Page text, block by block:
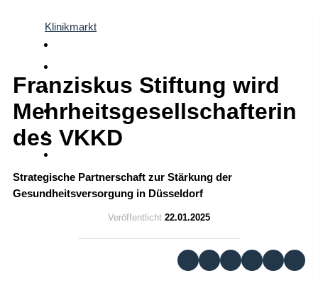
Klinikmarkt
Franziskus Stiftung wird
Mehrheitsgesellschafterin
des VKKD
Strategische Partnerschaft zur Stärkung der
Gesundheitsversorgung in Düsseldorf
Veröffentlicht 22.01.2025